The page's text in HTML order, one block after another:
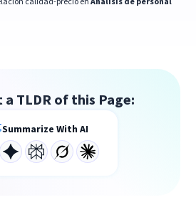
a TLDR of this Page:
Summarize With AI